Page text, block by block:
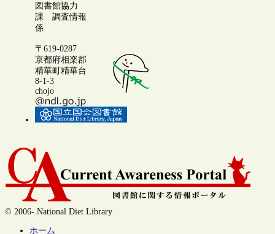
図書館協力
課 調査情報
係
〒619-0287
京都府相楽郡
精華町精華台
8-1-3
chojo
© 2006- National Diet Library
ホーム